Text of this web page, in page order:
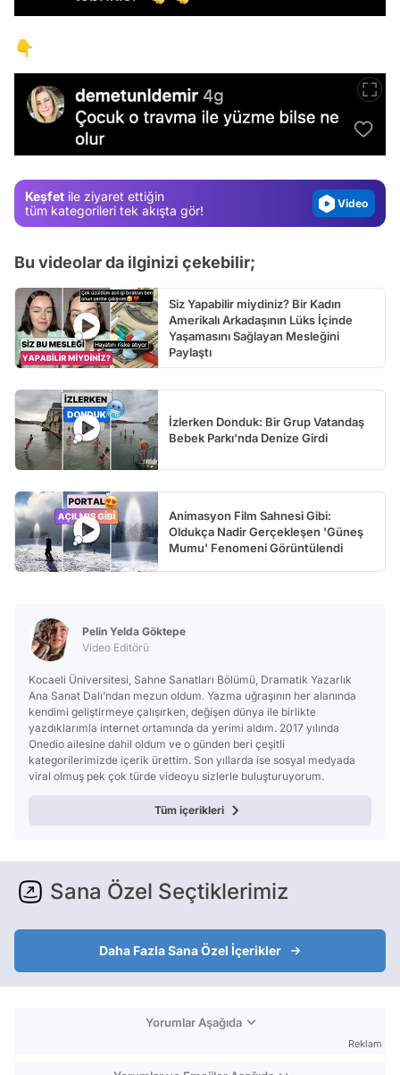
👇
Keşfet ile ziyaret ettiğin
tüm kategorileri tek akışta gör!
Video
Test
Gündem
Video
Test
Bu videolar da ilginizi çekebilir;
Siz Yapabilir miydiniz? Bir Kadın
Amerikalı Arkadaşının Lüks İçinde
Yaşamasını Sağlayan Mesleğini
Paylaştı
İzlerken Donduk: Bir Grup Vatandaş
Bebek Parkı'nda Denize Girdi
Animasyon Film Sahnesi Gibi:
Oldukça Nadir Gerçekleşen 'Güneş
Mumu' Fenomeni Görüntülendi
Pelin Yelda Göktepe
Video Editörü
Kocaeli Üniversitesi, Sahne Sanatları Bölümü, Dramatik Yazarlık
Ana Sanat Dalı’ndan mezun oldum. Yazma uğraşının her alanında
kendimi geliştirmeye çalışırken, değişen dünya ile birlikte
yazdıklarımla internet ortamında da yerimi aldım. 2017 yılında
Onedio ailesine dahil oldum ve o günden beri çeşitli
kategorilerimizde içerik ürettim. Son yıllarda ise sosyal medyada
viral olmuş pek çok türde videoyu sizlerle buluşturuyorum.
Tüm içerikleri
Sana Özel Seçtiklerimiz
Daha Fazla Sana Özel İçerikler
Yorumlar Aşağıda
Reklam